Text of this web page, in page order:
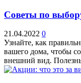
Советы по
21.04.2022 0
Узнайте, как
вашего дома, чтобы
внешний вид.